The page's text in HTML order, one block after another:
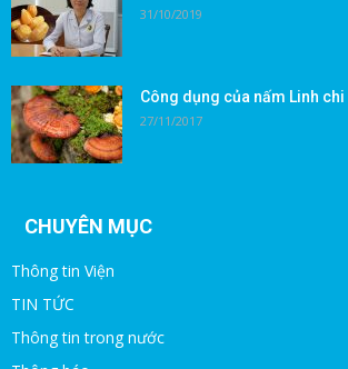
31/10/2019
Công dụng của nấm Linh chi
27/11/2017
CHUYÊN MỤC
Thông tin Viện
TIN TỨC
Thông tin trong nước